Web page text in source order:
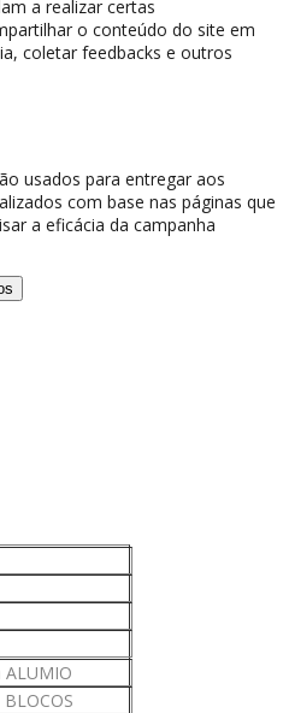
a realizar certas
o conteúdo do site em
coletar feedbacks e outros
usados para entregar aos
com base nas páginas que
a eficácia da campanha
ALUMIO
BLOCOS